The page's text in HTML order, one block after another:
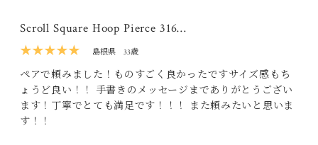
Scroll Square Hoop Pierce 316…
★★★★★
島根県 33歳
ペアで頼みました！ものすごく良かったですサイズ感もち
ょうど良い！！ 手書きのメッセージまでありがとうござい
ます！丁寧でとても満足です！！！ また頼みたいと思いま
す！！